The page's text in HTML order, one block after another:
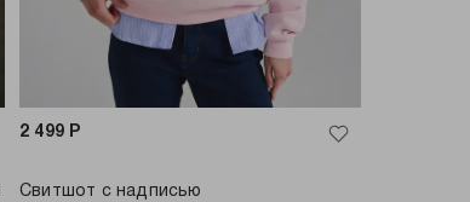
2 499 Р
Свитшот с надписью